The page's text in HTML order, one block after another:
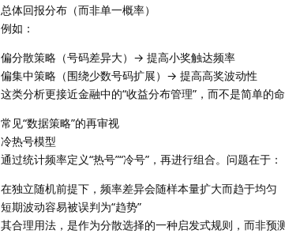
总体回报分布（而非单一概率）
例如：
偏分散策略（号码差异大）→ 提高小奖触达频率
偏集中策略（围绕少数号码扩展）→ 提高高奖波动性
这类分析更接近金融中的“收益分布管理”，而不是简单的命
常见“数据策略”的再审视
冷热号模型
通过统计频率定义“热号”“冷号”，再进行组合。问题在于：
在独立随机前提下，频率差异会随样本量扩大而趋于均匀
短期波动容易被误判为“趋势”
其合理用法，是作为分散选择的一种启发式规则，而非预测